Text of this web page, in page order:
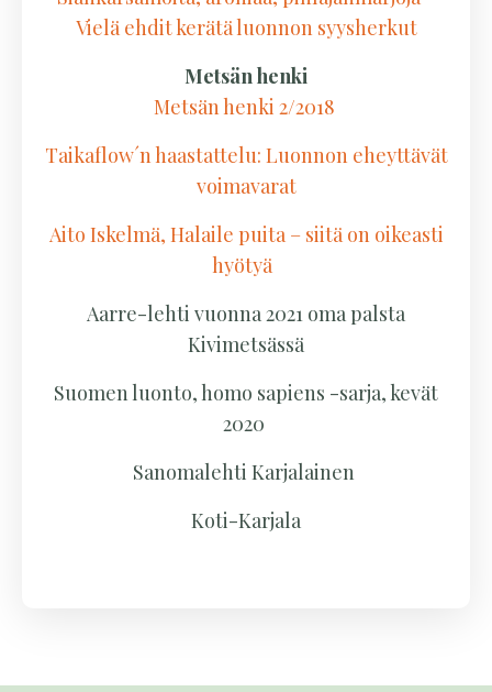
Vielä ehdit kerätä luonnon syysherkut
Metsän henki
Metsän henki 2/2018
Taikaflow´n haastattelu: Luonnon eheyttävät
voimavarat
Aito Iskelmä, Halaile puita – siitä on oikeasti
hyötyä
Aarre-lehti vuonna 2021 oma palsta
Kivimetsässä
Suomen luonto, homo sapiens -sarja, kevät
2020
Sanomalehti Karjalainen
Koti-Karjala